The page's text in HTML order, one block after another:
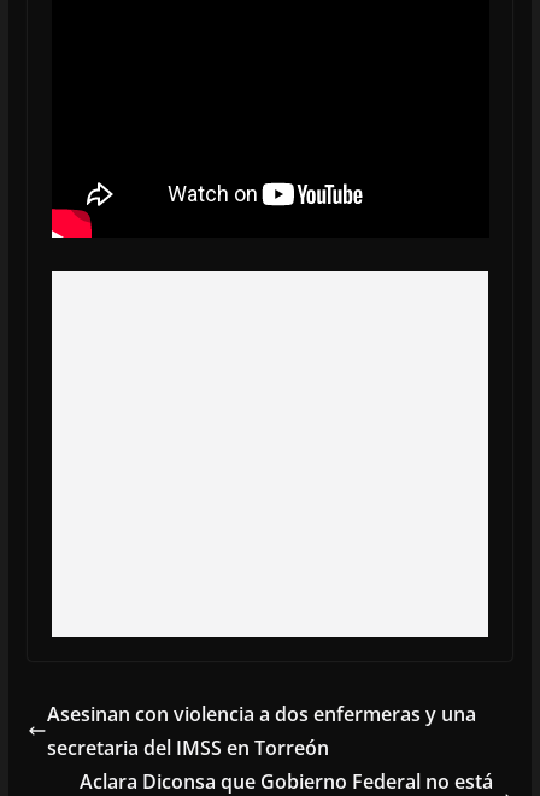
Asesinan con violencia a dos enfermeras y una
secretaria del IMSS en Torreón
Aclara Diconsa que Gobierno Federal no está